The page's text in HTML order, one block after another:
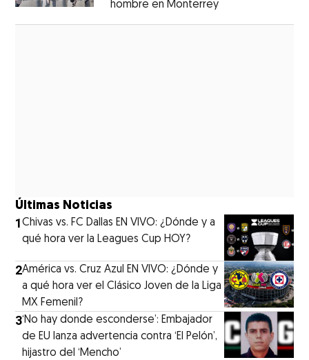
hombre en MonterreyOpens in new
Últimas Noticias
1Chivas vs. FC Dallas EN VIVO: ¿Dónde y a
qué hora ver la Leagues Cup HOY?
2América vs. Cruz Azul EN VIVO: ¿Dónde y
a qué hora ver el Clásico Joven de la Liga
MX Femenil?
3‘No hay donde esconderse’: Embajador
de EU lanza advertencia contra ‘El Pelón’,
hijastro del ‘Mencho’